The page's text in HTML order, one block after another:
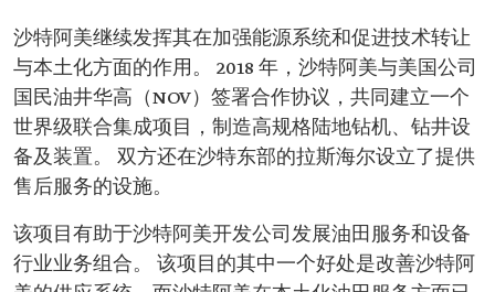
沙特阿美继续发挥其在加强能源系统和促进技术转让
与本土化方面的作用。 2018 年，沙特阿美与美国公司
国民油井华高（NOV）签署合作协议，共同建立一个
世界级联合集成项目，制造高规格陆地钻机、钻井设
备及装置。 双方还在沙特东部的拉斯海尔设立了提供
售后服务的设施。
该项目有助于沙特阿美开发公司发展油田服务和设备
行业业务组合。 该项目的其中一个好处是改善沙特阿